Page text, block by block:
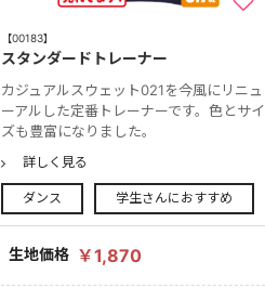
【00183】
スタンダードトレーナー
カジュアルスウェット021を今風にリニュ
ーアルした定番トレーナーです。色とサイ
ズも豊富になりました。
詳しく見る
ダンス 学生さんにおすすめ
生地価格 ￥1,870